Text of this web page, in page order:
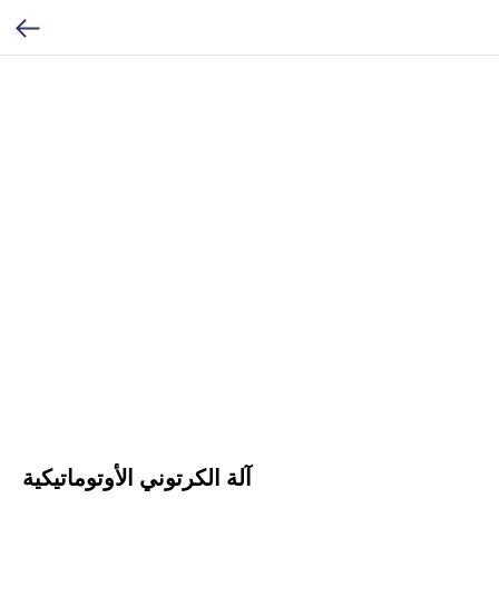
آلة الكرتوني الأوتوماتيكية